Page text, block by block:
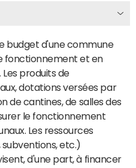
budget d'une commune
fonctionnement et en
produits de
dotations versées par
de cantines, de salles des
le fonctionnement
Les ressources
etc.)
d'une part, à financer